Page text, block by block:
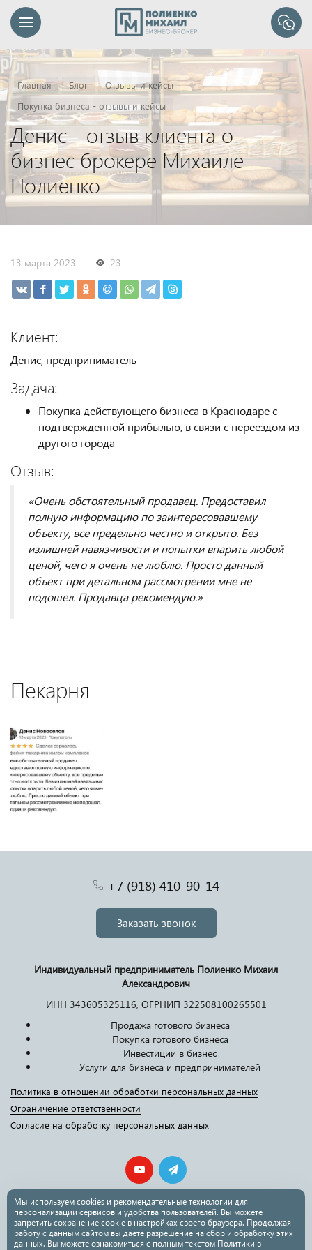
Главная Блог
Отзывы и кейсы
Покупка бизнеса - отзывы и кейсы
Денис - отзыв клиента о
бизнес брокере Михаиле
Полиенко
13 марта 2023 23
Клиент:
Денис, предприниматель
Задача:
Покупка действующего бизнеса в Краснодаре с
подтвержденной прибылью, в связи с переездом из
другого города
Отзыв:
«Очень обстоятельный продавец. Предоставил
полную информацию по заинтересовавшему
объекту, все предельно честно и открыто. Без
излишней навязчивости и попытки впарить любой
ценой, чего я очень не люблю. Просто данный
объект при детальном рассмотрении мне не
подошел. Продавца рекомендую.»
Пекарня
+7 (918) 410-90-14
Заказать звонок
Индивидуальный предприниматель Полиенко Михаил
Александрович
ИНН 343605325116, ОГРНИП 322508100265501
Продажа готового бизнеса
Покупка готового бизнеса
Инвестиции в бизнес
Услуги для бизнеса и предпринимателей
Политика в отношении обработки персональных данных
Ограничение ответственности
Согласие на обработку персональных данных
mail@polienko.ru
Мы используем cookies и рекомендательные технологии для
персонализации сервисов и удобства пользователей. Вы можете
запретить сохранение cookie в настройках своего браузера. Продолжая
работу с данным сайтом вы даете разрешение на сбор и обработку этих
данных. Вы можете ознакомиться с полным текстом Политики в